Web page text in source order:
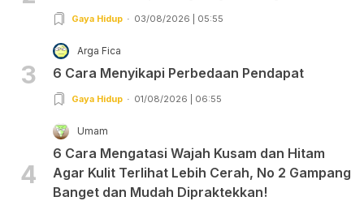
Gaya Hidup 03/08/2026 | 05:55
3
Arga Fica
6 Cara Menyikapi Perbedaan Pendapat
Gaya Hidup 01/08/2026 | 06:55
4
Umam
6 Cara Mengatasi Wajah Kusam dan Hitam
Agar Kulit Terlihat Lebih Cerah, No 2 Gampang
Banget dan Mudah Dipraktekkan!